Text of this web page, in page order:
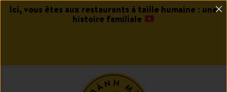
Ici, vous êtes aux restaurants à taille humaine : une
histoire familiale